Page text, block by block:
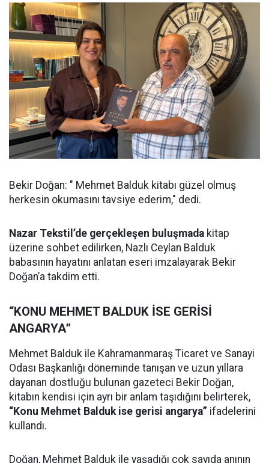
Bekir Doğan: " Mehmet Balduk kitabı güzel olmuş
herkesin okumasını tavsiye ederim," dedi.
Nazar Tekstil’de gerçekleşen buluşmada kitap
üzerine sohbet edilirken, Nazlı Ceylan Balduk
babasının hayatını anlatan eseri imzalayarak Bekir
Doğan’a takdim etti.
“KONU MEHMET BALDUK İSE GERİSİ
ANGARYA”
Mehmet Balduk ile Kahramanmaraş Ticaret ve Sanayi
Odası Başkanlığı döneminde tanışan ve uzun yıllara
dayanan dostluğu bulunan gazeteci Bekir Doğan,
kitabın kendisi için ayrı bir anlam taşıdığını belirterek,
“Konu Mehmet Balduk ise gerisi angarya” ifadelerini
kullandı.
Doğan, Mehmet Balduk ile yaşadığı çok sayıda anının